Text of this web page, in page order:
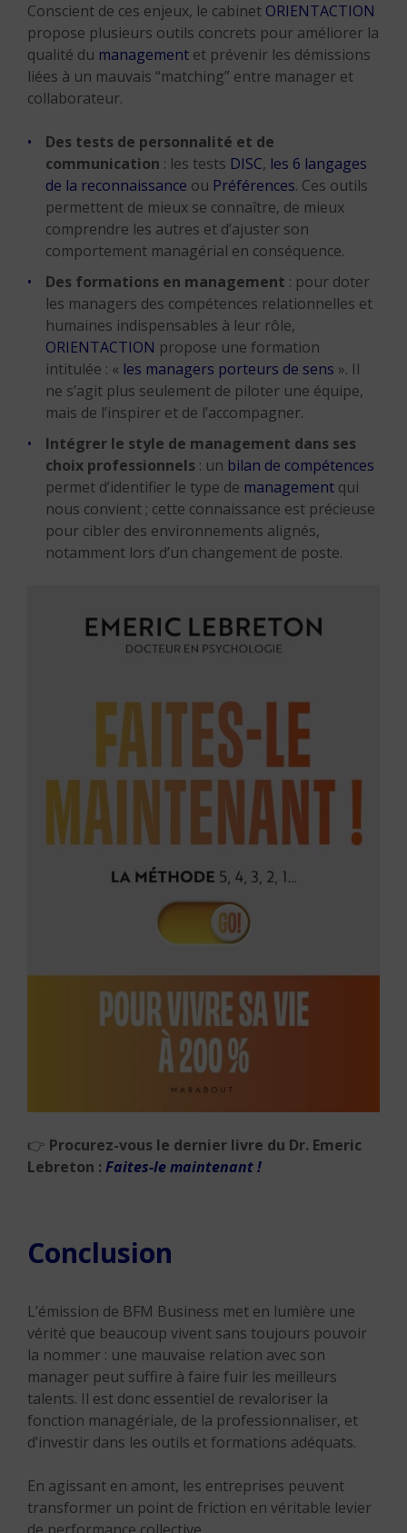
Conscient de ces enjeux, le cabinet ORIENTACTION
propose plusieurs outils concrets pour améliorer la
qualité du management et prévenir les démissions
liées à un mauvais “matching” entre manager et
collaborateur.
Des tests de personnalité et de
communication : les tests DISC, les 6 langages
de la reconnaissance ou Préférences. Ces outils
permettent de mieux se connaître, de mieux
comprendre les autres et d’ajuster son
comportement managérial en conséquence.
Des formations en management : pour doter
les managers des compétences relationnelles et
humaines indispensables à leur rôle,
ORIENTACTION propose une formation
intitulée : « les managers porteurs de sens ». Il
ne s’agit plus seulement de piloter une équipe,
mais de l’inspirer et de l’accompagner.
Intégrer le style de management dans ses
choix professionnels : un bilan de compétences
permet d’identifier le type de management qui
nous convient ; cette connaissance est précieuse
pour cibler des environnements alignés,
notamment lors d’un changement de poste.
👉 Procurez-vous le dernier livre du Dr. Emeric
Lebreton : Faites-le maintenant !
Conclusion
L’émission de BFM Business met en lumière une
vérité que beaucoup vivent sans toujours pouvoir
la nommer : une mauvaise relation avec son
manager peut suffire à faire fuir les meilleurs
talents. Il est donc essentiel de revaloriser la
fonction managériale, de la professionnaliser, et
d’investir dans les outils et formations adéquats.
En agissant en amont, les entreprises peuvent
transformer un point de friction en véritable levier